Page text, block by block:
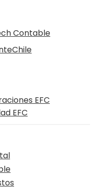
Contable
EFC
EFC